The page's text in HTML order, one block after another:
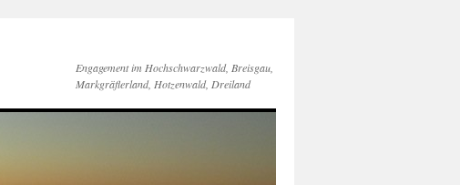
Engagement im Hochschwarzwald, Breisgau,
Markgräflerland, Hotzenwald, Dreiland